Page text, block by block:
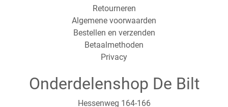
Retourneren
Algemene voorwaarden
Bestellen en verzenden
Betaalmethoden
Privacy
Onderdelenshop De Bilt
Hessenweg 164-166